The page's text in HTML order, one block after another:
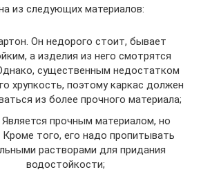
из следующих материалов:
Он недорого стоит, бывает
а изделия из него смотрятся
существенным недостатком
хрупкость, поэтому каркас должен
из более прочного материала;
прочным материалом, но
того, его надо пропитывать
растворами для придания
водостойкости;